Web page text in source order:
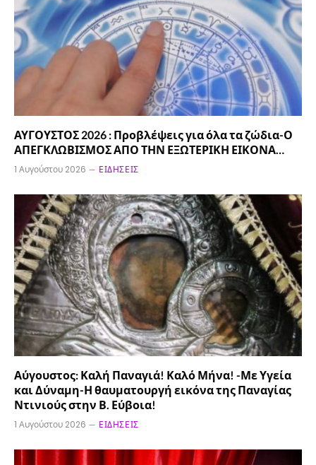
ΑΥΓΟΥΣΤΟΣ 2026 : Προβλέψεις για όλα τα ζώδια-Ο
ΑΠΕΓΚΛΩΒΙΣΜΟΣ ΑΠΟ ΤΗΝ ΕΞΩΤΕΡΙΚΗ ΕΙΚΟΝΑ…
1 Αυγούστου 2026 ΕΙΔΉΣΕΙΣ
Αύγουστος: Καλή Παναγιά! Καλό Μήνα! -Με Υγεία
και Δύναμη-Η θαυματουργή εικόνα της Παναγίας
Ντινιούς στην Β. Εύβοια!
1 Αυγούστου 2026 ΕΙΔΉΣΕΙΣ